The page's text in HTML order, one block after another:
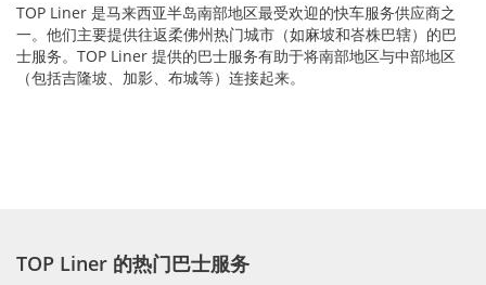
TOP Liner 是马来西亚半岛南部地区最受欢迎的快车服务供应商之
一。他们主要提供往返柔佛州热门城市（如麻坡和峇株巴辖）的巴
士服务。TOP Liner 提供的巴士服务有助于将南部地区与中部地区
（包括吉隆坡、加影、布城等）连接起来。
TOP Liner 的热门巴士服务